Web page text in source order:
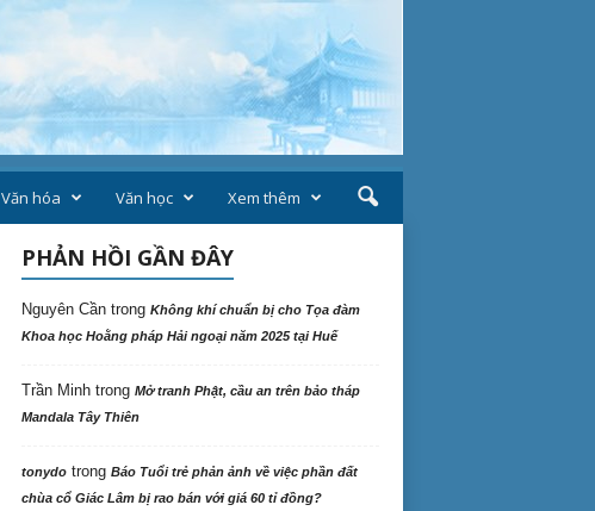
Văn hóa Văn học Xem thêm
PHẢN HỒI GẦN ĐÂY
Nguyên Cầntrong Không khí chuẩn bị cho Tọa đàm
Khoa học Hoằng pháp Hải ngoại năm 2025 tại Huế
Trần Minhtrong Mở tranh Phật, cầu an trên bảo tháp
Mandala Tây Thiên
tonydotrong Báo Tuổi trẻ phản ảnh về việc phần đất
chùa cổ Giác Lâm bị rao bán với giá 60 tỉ đồng?